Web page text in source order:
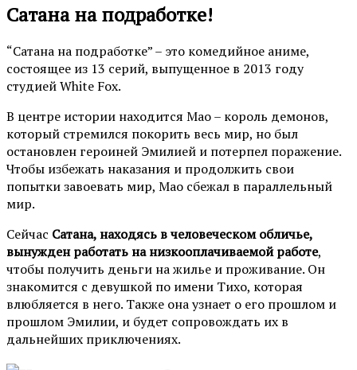
Сатана на подработке!
“Сатана на подработке” – это комедийное аниме,
состоящее из 13 серий, выпущенное в 2013 году
студией White Fox.
В центре истории находится Мао – король демонов,
который стремился покорить весь мир, но был
остановлен героиней Эмилией и потерпел поражение.
Чтобы избежать наказания и продолжить свои
попытки завоевать мир, Мао сбежал в параллельный
мир.
Сейчас Сатана, находясь в человеческом обличье,
вынужден работать на низкооплачиваемой работе,
чтобы получить деньги на жилье и проживание. Он
знакомится с девушкой по имени Тихо, которая
влюбляется в него. Также она узнает о его прошлом и
прошлом Эмилии, и будет сопровождать их в
дальнейших приключениях.